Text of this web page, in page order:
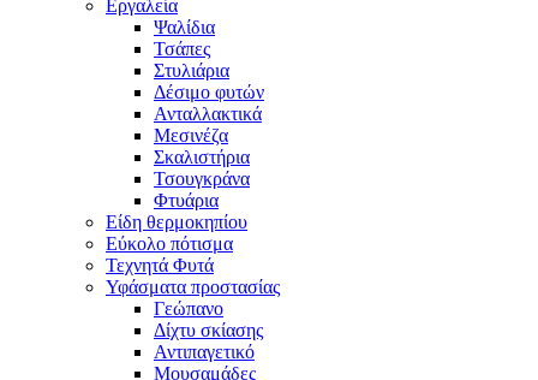
Εργαλεία
Ψαλίδια
Τσάπες
Στυλιάρια
Δέσιμο φυτών
Ανταλλακτικά
Μεσινέζα
Σκαλιστήρια
Τσουγκράνα
Φτυάρια
Είδη θερμοκηπίου
Εύκολο πότισμα
Τεχνητά Φυτά
Υφάσματα προστασίας
Γεώπανο
Δίχτυ σκίασης
Αντιπαγετικό
Μουσαμάδες